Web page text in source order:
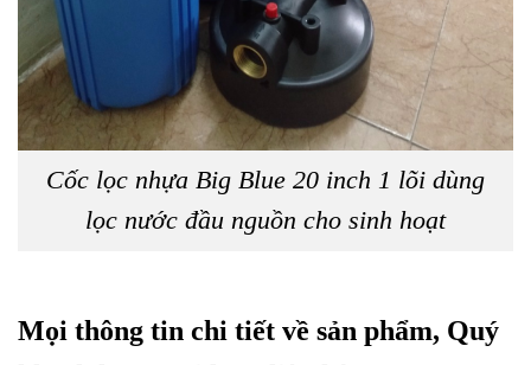
Cốc lọc nhựa Big Blue 20 inch 1 lõi dùng
lọc nước đầu nguồn cho sinh hoạt
Mọi thông tin chi tiết về sản phẩm, Quý